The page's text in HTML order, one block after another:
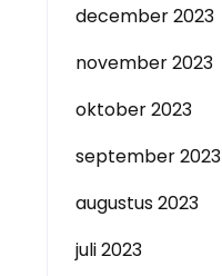
december 2023
november 2023
oktober 2023
september 2023
augustus 2023
juli 2023